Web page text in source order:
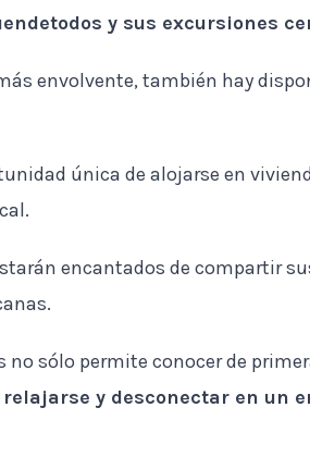
y sus excursiones
envolvente, también hay
única de alojarse en
encantados de compartir
sólo permite conocer de
y desconectar en un